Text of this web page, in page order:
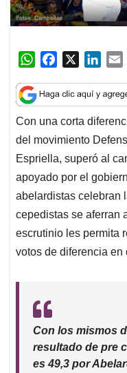
W
a
t
s
A
p
p
c
e
b
o
o
k
n
k
e
d
I
n
i
l
Con una corta
del movimiento
Espriella, superó al
apoyado por el
abelardistas celebran
cepedistas se aferran
escrutinio les permita
votos de diferencia en
Con los mismos
resultado de pre
es 49,3 por